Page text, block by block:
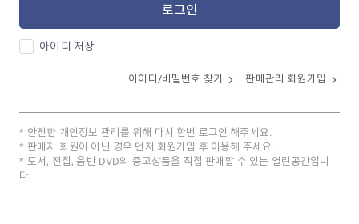
로그인
아이디 저장
아이디/비밀번호 찾기 판매관리 회원가입
안전한 개인정보 관리를 위해 다시 한번 로그인 해주세요.
판매자 회원이 아닌 경우 먼저 회원가입 후 이용해 주세요.
도서, 전집, 음반 DVD의 중고상품을 직접 판매할 수 있는 열린공간입니
다.